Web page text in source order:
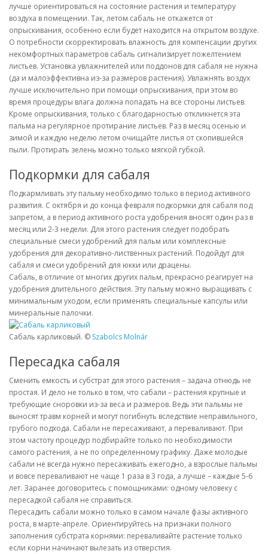
лучше ориентироваться на состояние растения и температуру
воздуха в помещении. Так, летом сабаль не откажется от
опрыскивания, особенно если будет находится на открытом воздухе.
О потребности скорректировать влажность для компенсации других
некомфортных параметров сабаль сигнализирует пожелтением
листьев. Установка увлажнителей или поддонов для сабаля не нужна
(да и малоэффективна из-за размеров растения). Увлажнять воздух
лучше исключительно при помощи опрыскивания, при этом во
время процедуры влага должна попадать на все стороны листьев.
Кроме опрыскивания, только с благодарностью откликнется эта
пальма на регулярное протирание листьев. Раз в месяц осенью и
зимой и каждую неделю летом очищайте листья от скопившейся
пыли. Протирать зелень можно только мягкой губкой.
Подкормки для сабаля
Подкармливать эту пальму необходимо только в период активного
развития. С октября и до конца февраля подкормки для сабаля под
запретом, а в период активного роста удобрения вносят один раз в
месяц или 2-3 недели. Для этого растения следует подобрать
специальные смеси удобрений для пальм или комплексные
удобрения для декоративно-лиственных растений. Подойдут для
сабаля и смеси удобрений для юкки или драцены.
Сабаль, в отличие от многих других пальм, прекрасно реагирует на
удобрения длительного действия. Эту пальму можно выращивать с
минимальным уходом, если применять специальные капсулы или
минеральные палочки.
Сабаль карликовый. © Szabolcs Molnár
Пересадка сабаля
Сменить емкость и субстрат для этого растения – задача отнюдь не
простая. И дело не только в том, что сабали – растения крупные и
требующие сноровки из-за веса и размеров. Ведь эти пальмы не
выносят травм корней и могут погибнуть вследствие неправильного,
грубого подхода. Сабали не пересаживают, а переваливают. При
этом частоту процедур подбирайте только по необходимости
самого растения, а не по определенному графику. Даже молодые
сабали не всегда нужно пересаживать ежегодно, а взрослые пальмы
и вовсе переваливают не чаще 1 раза в 3 года, а лучше – каждые 5-6
лет. Заранее договоритесь с помощниками: одному человеку с
пересадкой сабаля не справиться.
Пересадить сабали можно только в самом начале фазы активного
роста, в марте-апреле. Ориентируйтесь на признаки полного
заполнения субстрата корнями: переваливайте растение только
если корни начинают вылезать из отверстия.